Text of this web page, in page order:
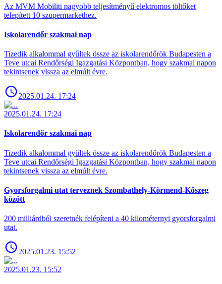
Az MVM Mobiliti nagyobb teljesítményű elektromos töltőket
telepített 10 szupermarkethez.
Iskolarendőr szakmai nap
Tizedik alkalommal gyűltek össze az iskolarendőrök Budapesten a
Teve utcai Rendőrségi Igazgatási Központban, hogy szakmai napon
tekintsenek vissza az elmúlt évre.
2025.01.24. 17:24
2025.01.24. 17:24
Iskolarendőr szakmai nap
Tizedik alkalommal gyűltek össze az iskolarendőrök Budapesten a
Teve utcai Rendőrségi Igazgatási Központban, hogy szakmai napon
tekintsenek vissza az elmúlt évre.
Gyorsforgalmi utat terveznek Szombathely-Körmend-Kőszeg
között
200 milliárdból szeretnék felépíteni a 40 kilométernyi gyorsforgalmi
utat.
2025.01.23. 15:52
2025.01.23. 15:52